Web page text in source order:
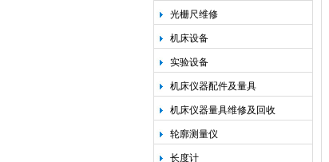
光栅尺维修
机床设备
实验设备
机床仪器配件及量具
机床仪器量具维修及回收
轮廓测量仪
长度计